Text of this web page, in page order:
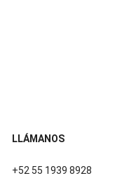
LLÁMANOS
+52 55 1939 8928